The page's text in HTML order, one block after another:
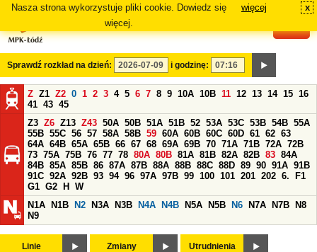
Nasza strona wykorzystuje pliki cookie. Dowiedz się
więcej.
więcej x
Sprawdź rozkład na dzień: i godzinę:
Z Z1 Z2 0 1 2 3 4 5 6 7 8 9 10A 10B 11 12 13 14 15 16
41 43 45
Z3 Z6 Z13 Z43 50A 50B 51A 51B 52 53A 53C 53B 54B 55A
55B 55C 56 57 58A 58B 59 60A 60B 60C 60D 61 62 63
64A 64B 65A 65B 66 67 68 69A 69B 70 71A 71B 72A 72B
73 75A 75B 76 77 78 80A 80B 81A 81B 82A 82B 83 84A
84B 85A 85B 86 87A 87B 88A 88B 88C 88D 89 90 91A 91B
91C 92A 92B 93 94 96 97A 97B 99 100 101 201 202 6.
F1
G1 G2 H
W
N1A
N1B N2 N3A N3B N4A N4B N5A N5B N6 N7A N7B
N8
N9
Linie Zmiany Utrudnienia